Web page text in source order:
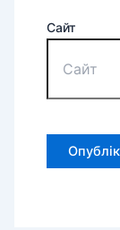
Сайт